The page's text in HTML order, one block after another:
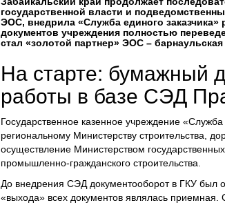
государственной власти и
ЭОС, внедрила «Служба единого заказчика»
документов учреждения полностью
стал «золотой партнер» ЭОС –
На старте: бумажный
работы в базе СЭД
Государственное казенное учреждение
региональному Министерству строительства,
осуществление Министерством
промышленно-гражданского строительства.
До внедрения СЭД документооборот в ГКУ был
«выхода» всех документов являлась приемная.